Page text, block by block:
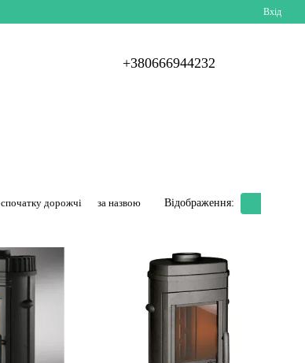
Вхід
+380666944232
спочатку дорожчі за назвою Відображення: